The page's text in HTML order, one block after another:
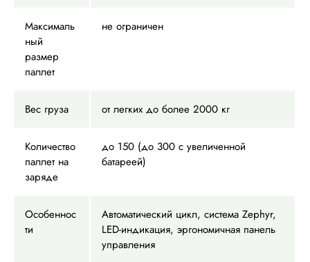
Максималь
ный
размер
паллет
не ограничен
Вес груза от легких до более 2000 кг
Количество
паллет на
заряде
до 150 (до 300 с увеличенной
батареей)
Особеннос
ти
Автоматический цикл, система Zephyr,
LED-индикация, эргономичная панель
управления